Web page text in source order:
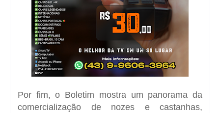
Por fim, o Boletim mostra um panorama da
comercialização de nozes e castanhas,